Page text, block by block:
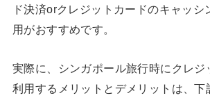
ド決済orクレジットカードのキャッシ
用がおすすめです。
実際に、シンガポール旅行時にクレジ
利用するメリットとデメリットは、下